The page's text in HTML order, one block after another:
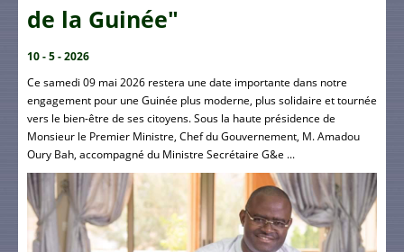
de la Guinée"
10 - 5 - 2026
Ce samedi 09 mai 2026 restera une date importante dans notre
engagement pour une Guinée plus moderne, plus solidaire et tournée
vers le bien-être de ses citoyens. Sous la haute présidence de
Monsieur le Premier Ministre, Chef du Gouvernement, M. Amadou
Oury Bah, accompagné du Ministre Secrétaire G&e ...